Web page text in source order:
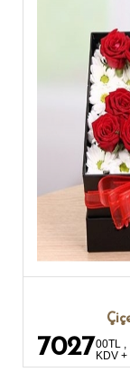
702700TL ,
KDV +